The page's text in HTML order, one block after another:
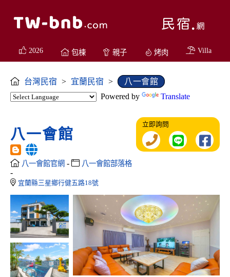
2026 包棟 親子 烤肉 Villa
台灣民宿 > 宜蘭民宿 >
八一會館
Powered by
Translate
八一會館
八一會館官網 - 八一會館部落格
-
宜蘭縣三星鄉行健五路18號
立即詢問